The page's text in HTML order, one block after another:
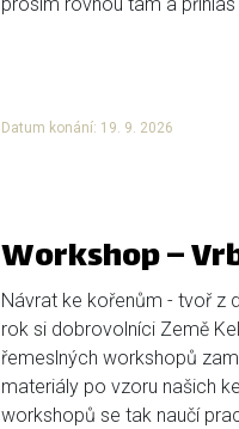
Datum konání: 19. 9. 2026
Workshop –
Návrat ke kořenům - tvoř z
rok si dobrovolníci Země
řemeslných workshopů
materiály po vzoru našich
workshopů se tak naučí